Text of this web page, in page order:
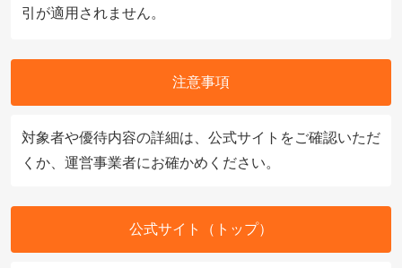
引が適用されません。
注意事項
対象者や優待内容の詳細は、公式サイトをご確認いただ
くか、運営事業者にお確かめください。
公式サイト（トップ）